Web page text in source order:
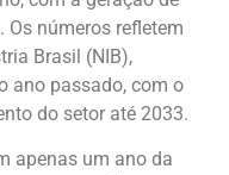
números refletem
Brasil (NIB),
ano passado, com o
do setor até 2033.
apenas um ano da